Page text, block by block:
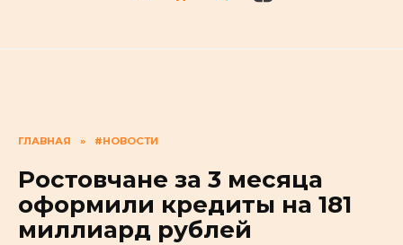
ГЛАВНАЯ » #НОВОСТИ
Ростовчане за 3 месяца
оформили кредиты на 181
миллиард рублей